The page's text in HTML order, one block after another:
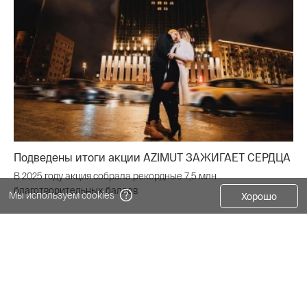
Подведены итоги акции AZIMUT ЗАЖИГАЕТ СЕРДЦА
В 2025 году акция собрала рекордные 7,5 млн
благотворительных баллов
Мы используем cookies Хорошо